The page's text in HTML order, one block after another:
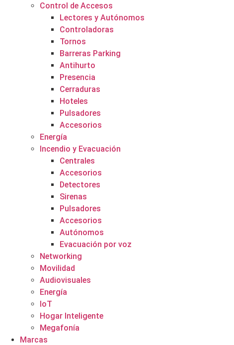
Control de Accesos
Lectores y Autónomos
Controladoras
Tornos
Barreras Parking
Antihurto
Presencia
Cerraduras
Hoteles
Pulsadores
Accesorios
Energía
Incendio y Evacuación
Centrales
Accesorios
Detectores
Sirenas
Pulsadores
Accesorios
Autónomos
Evacuación por voz
Networking
Movilidad
Audiovisuales
Energía
IoT
Hogar Inteligente
Megafonía
Marcas